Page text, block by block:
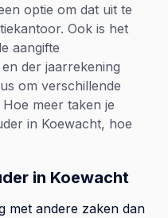
optie om dat uit te
Ook is het
aangifte
der jaarrekening
om verschillende
meer taken je
in Koewacht, hoe
in Koewacht
met andere zaken dan